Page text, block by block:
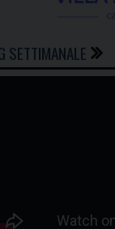
SETTIMANALE